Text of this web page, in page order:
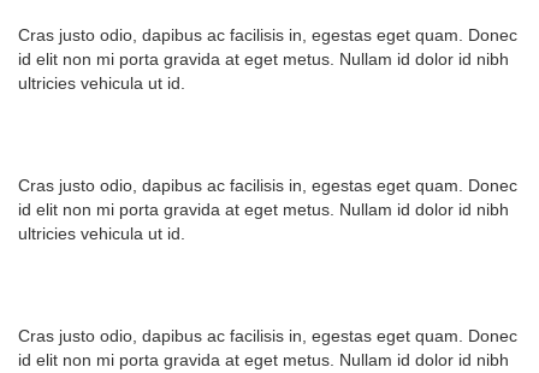
Cras justo odio, dapibus ac facilisis in, egestas eget quam. Donec
id elit non mi porta gravida at eget metus. Nullam id dolor id nibh
ultricies vehicula ut id.
Cras justo odio, dapibus ac facilisis in, egestas eget quam. Donec
id elit non mi porta gravida at eget metus. Nullam id dolor id nibh
ultricies vehicula ut id.
Cras justo odio, dapibus ac facilisis in, egestas eget quam. Donec
id elit non mi porta gravida at eget metus. Nullam id dolor id nibh